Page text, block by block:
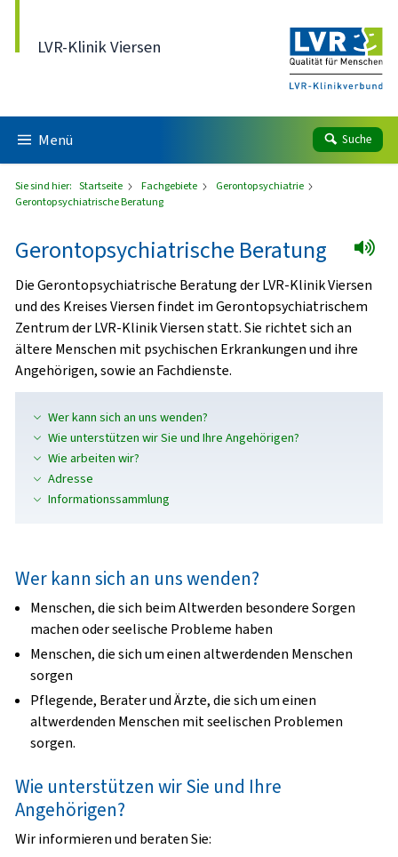
LVR-Klinik Viersen
Menü Suche
Sie sind hier: Startseite Fachgebiete
Gerontopsychiatrie
Gerontopsychiatrische Beratung
Gerontopsychiatrische Beratung
Die Gerontopsychiatrische Beratung der LVR-Klinik Viersen
und des Kreises Viersen findet im Gerontopsychiatrischem
Zentrum der LVR-Klinik Viersen statt. Sie richtet sich an
ältere Menschen mit psychischen Erkrankungen und ihre
Angehörigen, sowie an Fachdienste.
Wer kann sich an uns wenden?
Wie unterstützen wir Sie und Ihre Angehörigen?
Wie arbeiten wir?
Adresse
Informationssammlung
Wer kann sich an uns wenden?
Menschen, die sich beim Altwerden besondere Sorgen
machen oder seelische Probleme haben
Menschen, die sich um einen altwerdenden Menschen
sorgen
Pflegende, Berater und Ärzte, die sich um einen
altwerdenden Menschen mit seelischen Problemen
sorgen.
Wie unterstützen wir Sie und Ihre
Angehörigen?
Wir informieren und beraten Sie: